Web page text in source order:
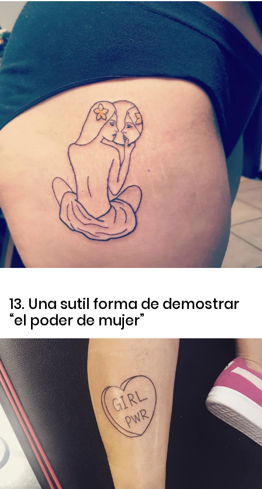
13. Una sutil forma de demostrar
“el poder de mujer”